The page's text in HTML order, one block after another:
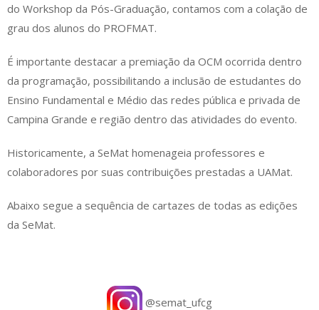
do Workshop da Pós-Graduação, contamos com a colação de
grau dos alunos do PROFMAT.
É importante destacar a premiação da OCM ocorrida dentro
da programação, possibilitando a inclusão de estudantes do
Ensino Fundamental e Médio das redes pública e privada de
Campina Grande e região dentro das atividades do evento.
Historicamente, a SeMat homenageia professores e
colaboradores por suas contribuições prestadas a UAMat.
Abaixo segue a sequência de cartazes de todas as edições
da SeMat.
@semat_ufcg